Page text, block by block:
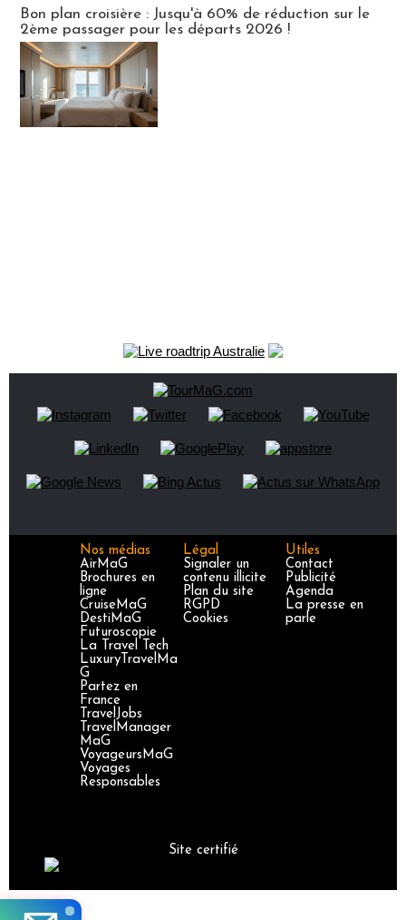
Bon plan croisière : Jusqu'à 60% de réduction sur le
2ème passager pour les départs 2026 !
Nos médias
AirMaG
Brochures en
ligne
CruiseMaG
DestiMaG
Futuroscopie
La Travel Tech
LuxuryTravelMa
G
Partez en
France
TravelJobs
TravelManager
MaG
VoyageursMaG
Voyages
Responsables
Légal
Signaler un
contenu illicite
Plan du site
RGPD
Cookies
Utiles
Contact
Publicité
Agenda
La presse en
parle
Site certifié